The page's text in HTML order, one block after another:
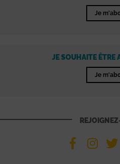
Je
JE SOUHAITE ÊTRE
Je